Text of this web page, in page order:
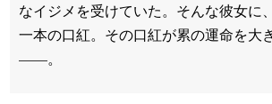
なイジメを受けていた。そんな彼女に
一本の口紅。その口紅が累の運命を大
——。